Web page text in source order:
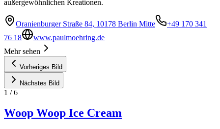
außergewöhnlichen Kreationen.
Oranienburger Straße 84, 10178 Berlin Mitte
+49 170 341
76 18
www.paulmoehring.de
Mehr sehen
Vorheriges Bild
Nächstes Bild
1 /6
Woop Woop Ice Cream